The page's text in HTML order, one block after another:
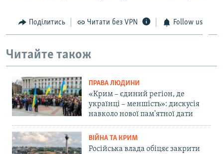
Поділитись Читати без VPN Follow us
Читайте також
ПРАВА ЛЮДИНИ
«Крим – єдиний регіон, де
українці – меншість»: дискусія
навколо нової пам'ятної дати
ВІЙНА ТА КРИМ
Російська влада обіцяє закрити